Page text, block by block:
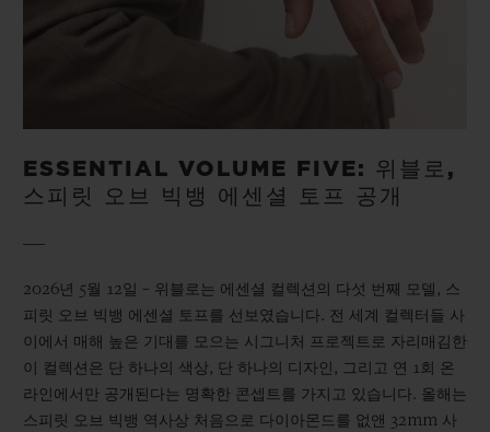
ESSENTIAL VOLUME FIVE: 위블로,
스피릿 오브 빅뱅 에센셜 토프 공개
2026년 5월 12일 – 위블로는 에센셜 컬렉션의 다섯 번째 모델, 스
피릿 오브 빅뱅 에센셜 토프를 선보였습니다. 전 세계 컬렉터들 사
이에서 매해 높은 기대를 모으는 시그니처 프로젝트로 자리매김한
이 컬렉션은 단 하나의 색상, 단 하나의 디자인, 그리고 연 1회 온
라인에서만 공개된다는 명확한 콘셉트를 가지고 있습니다. 올해는
스피릿 오브 빅뱅 역사상 처음으로 다이아몬드를 없앤 32mm 사